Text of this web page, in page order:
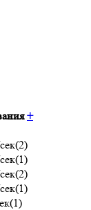
+
(2)
(1)
(2)
(1)
(1)